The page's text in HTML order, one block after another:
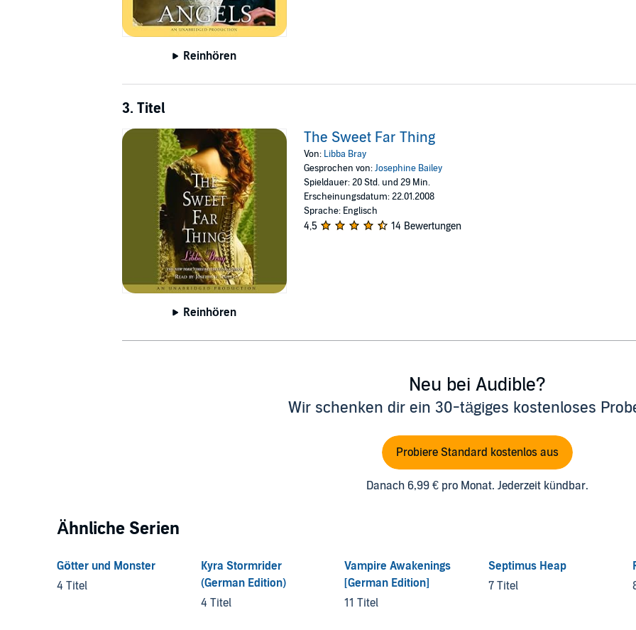
Reinhören
3. Titel
Reinhören
The Sweet Far Thing
Von: Libba Bray
Gesprochen von:Josephine Bailey
Spieldauer: 20 Std. und 29 Min.
Erscheinungsdatum: 22.01.2008
Sprache: Englisch
4,5 14 Bewertungen
Neu bei Audible?
Wir schenken dir ein 30-tägiges kostenloses
Probiere Standard kostenlos aus
Danach 6,99 € pro Monat. Jederzeit kündbar.
Ähnliche Serien
Götter und Monster
4 Titel
Kyra Stormrider
(German Edition)
4 Titel
Vampire Awakenings
[German Edition]
11 Titel
Septimus Heap
7 Titel